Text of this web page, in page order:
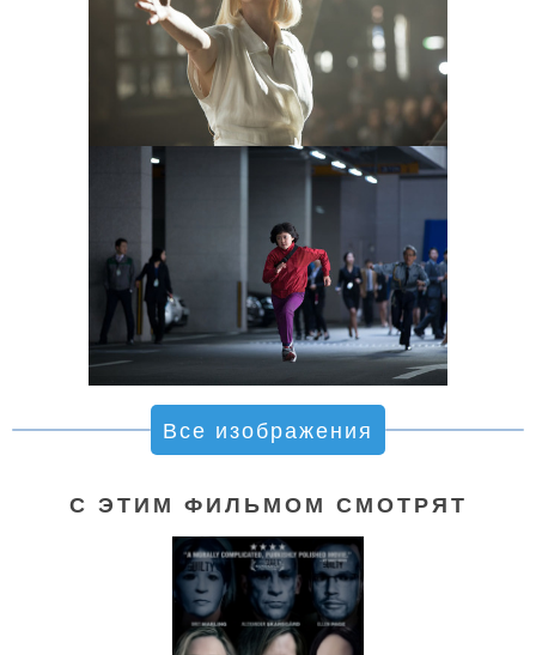
Все изображения
С ЭТИМ ФИЛЬМОМ СМОТРЯТ